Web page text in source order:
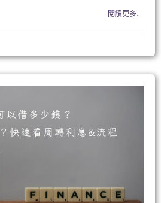
閱讀更多...